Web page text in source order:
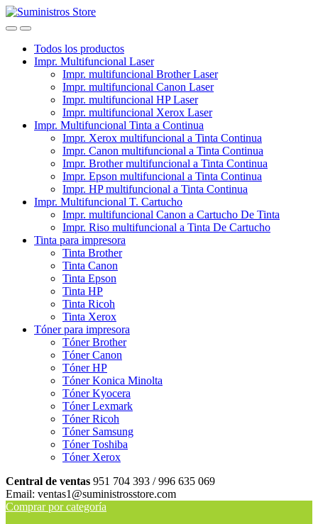
Skip
to
Skip
to
Todos los productos
Impr. Multifuncional Laser
Impr. multifuncional Brother Laser
Impr. multifuncional Canon Laser
Impr. multifuncional HP Laser
Impr. multifuncional Xerox Laser
Impr. Multifuncional Tinta a Continua
Impr. Xerox multifuncional a Tinta Continua
Impr. Canon multifuncional a Tinta Continua
Impr. Brother multifuncional a Tinta Continua
Impr. Epson multifuncional a Tinta Continua
Impr. HP multifuncional a Tinta Continua
Impr. Multifuncional T. Cartucho
Impr. multifuncional Canon a Cartucho De Tinta
Impr. Riso multifuncional a Tinta De Cartucho
Tinta para impresora
Tinta Brother
Tinta Canon
Tinta Epson
Tinta HP
Tinta Ricoh
Tinta Xerox
Tóner para impresora
Tóner Brother
Tóner Canon
Tóner HP
Tóner Konica Minolta
Tóner Kyocera
Tóner Lexmark
Tóner Ricoh
Tóner Samsung
Tóner Toshiba
Tóner Xerox
Central de ventas 951 704 393 / 996 635 069
Email: ventas1@suministrosstore.com
Comprar por categoría